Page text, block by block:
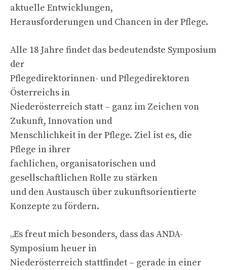
aktuelle Entwicklungen,
Herausforderungen und Chancen in der Pflege.
Alle 18 Jahre findet das bedeutendste Symposium
der
Pflegedirektorinnen- und Pflegedirektoren
Österreichs in
Niederösterreich statt – ganz im Zeichen von
Zukunft, Innovation und
Menschlichkeit in der Pflege. Ziel ist es, die
Pflege in ihrer
fachlichen, organisatorischen und
gesellschaftlichen Rolle zu stärken
und den Austausch über zukunftsorientierte
Konzepte zu fördern.
„Es freut mich besonders, dass das ANDA-
Symposium heuer in
Niederösterreich stattfindet – gerade in einer